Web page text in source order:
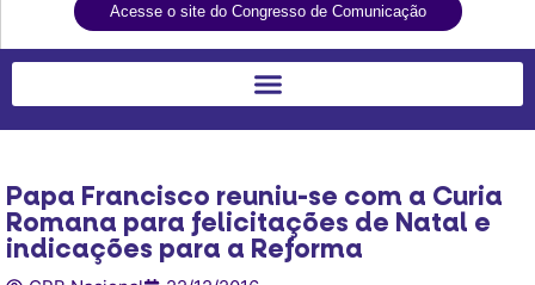
Acesse o site do Congresso de Comunicação
Papa Francisco reuniu-se com a Curia
Romana para felicitações de Natal e
indicações para a Reforma